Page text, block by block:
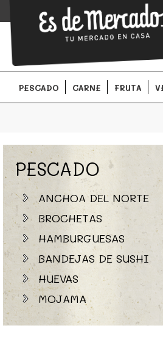
EsDeMercado.com
EsDeMercado.comte lleva a casa
Barcelona y de productores locales.
PESCADO CARNE FRUTA
PESCADO
ANCHOA DEL NORTE
BROCHETAS
HAMBURGUESAS
BANDEJAS DE SUSHI
HUEVAS
MOJAMA